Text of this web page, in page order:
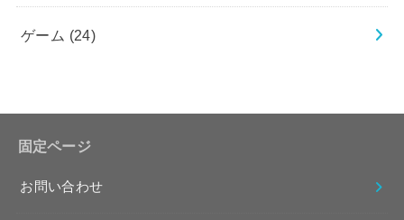
ゲーム (24)
固定ページ
お問い合わせ